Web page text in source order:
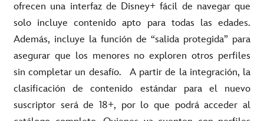
ofrecen una interfaz de Disney+ fácil de navegar que
solo incluye contenido apto para todas las edades.
Además, incluye la función de “salida protegida” para
asegurar que los menores no exploren otros perfiles
sin completar un desafío. A partir de la integración, la
clasificación de contenido estándar para el nuevo
suscriptor será de 18+, por lo que podrá acceder al